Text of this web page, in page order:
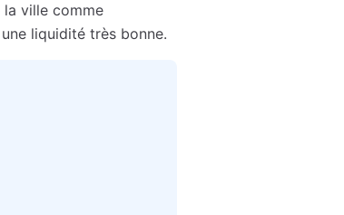
ville comme
liquidité très bonne.